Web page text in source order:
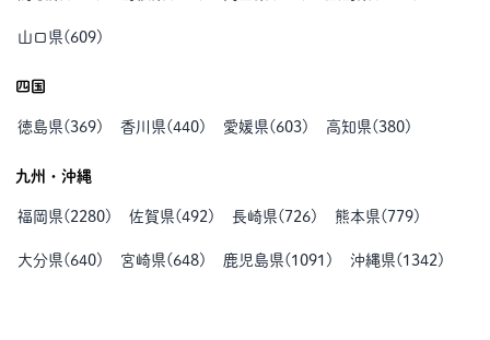
山口県( 609)
四国
徳島県(369) 香川県(440) 愛媛県( 603) 高知県(380)
九州・沖縄
福岡県( 2280) 佐賀県(492 ) 長崎県( 726) 熊本県( 779)
大分県( 640) 宮崎県( 648) 鹿児島県( 1091 ) 沖縄県( 1342 )